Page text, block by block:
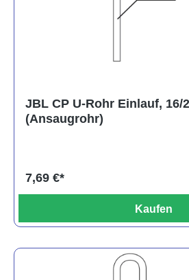
JBL CP U-Rohr Einlauf, 16/
(Ansaugrohr)
7,69 €*
Kaufen